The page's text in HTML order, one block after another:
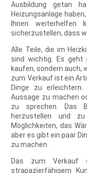
Ausbildung getan
Heizungsanlage
Ihnen weiterhelfen
sicherzustellen, dass
Alle Teile, die im
sind wichtig. Es geht
kaufen, sondern auch,
zum Verkauf ist ein
Dinge zu
Aussage zu machen
zu sprechen. Das
herzustellen und
Möglichkeiten, das
aber es gibt ein paar
zu machen.
Das zum Verkauf
strapazierfähigem